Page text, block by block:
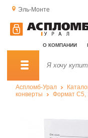
Эль-Монте
О КОМПАНИИ
Аспломб-Урал
конверты
Формат C5,